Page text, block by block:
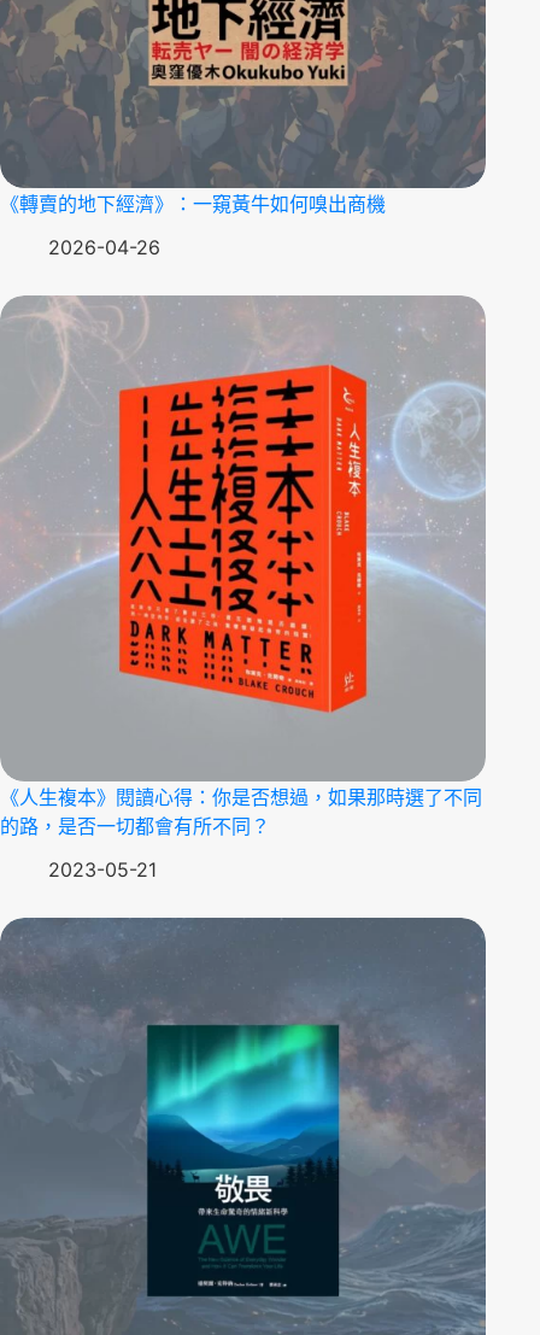
《轉賣的地下經濟》：一窺黃牛如何嗅出商機
2026-04-26
《人生複本》閱讀心得：你是否想過，如果那時選了不同
的路，是否一切都會有所不同？
2023-05-21